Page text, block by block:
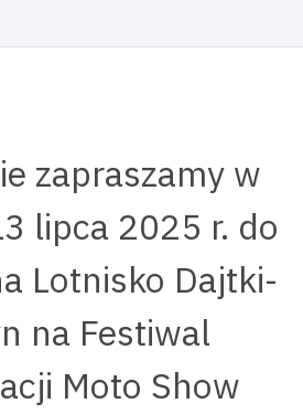
zapraszamy w
lipca 2025 r. do
Lotnisko Dajtki-
na Festiwal
Moto Show